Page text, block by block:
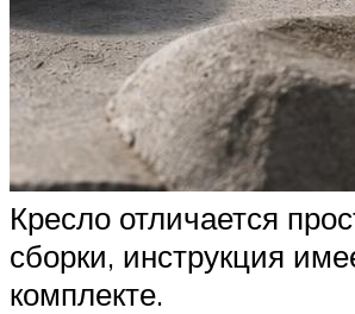
Кресло отличается
сборки, инструкция
комплекте.